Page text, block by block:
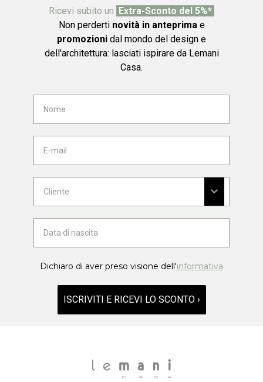
Ricevi subito un Extra-Sconto del 5%*
Non perderti novità in anteprimae
promozioni dal mondo del design e
dell'architettura: lasciati ispirare da Lemani
Casa.
Dichiaro di aver preso visione dell'informativa
ISCRIVITI E RICEVI LO SCONTO ›